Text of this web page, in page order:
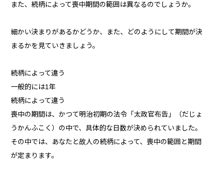
また、続柄によって喪中期間の範囲は異なるのでしょうか。
細かい決まりがあるかどうか、また、どのようにして期間が決
まるかを見ていきましょう。
続柄によって違う
一般的には1年
続柄によって違う
喪中の期間は、かつて明治初期の法令「太政官布告」（だじょ
うかんふこく）の中で、具体的な日数が決められていました。
その中では、あなたと故人の続柄によって、喪中の範囲と期間
が定まります。